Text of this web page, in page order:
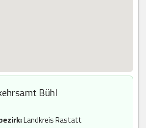
Bühl
Landkreis Rastatt